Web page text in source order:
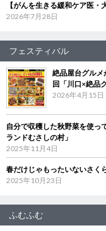
【がんを生きる緩和ケア医
2026年7月28日
フェスティバル
絶品屋台グル
回「川口×絶品
2026年4月15日
自分で収穫した秋野菜を使
ランドむさしの村」
2025年11月4日
春だけじゃもったいないさく
2025年10月23日
ふむふむ